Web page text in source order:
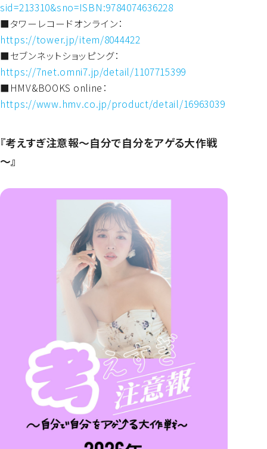
sid=213310&sno=ISBN:9784074636228
■タワーレコードオンライン：
https://tower.jp/item/8044422
■セブンネットショッピング：
https://7net.omni7.jp/detail/1107715399
■HMV&BOOKS online：
https://www.hmv.co.jp/product/detail/16963039
『考えすぎ注意報～自分で自分をアゲる大作戦
～』